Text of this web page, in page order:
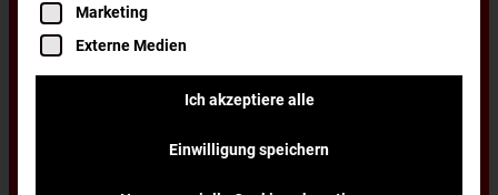
Cuxhaven
Du wohnst in Cuxhaven und hast Lust auf
Marketing
Externe Medien
Ich akzeptiere alle
Einwilligung speichern